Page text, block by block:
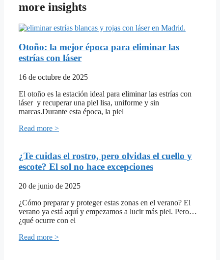
more insights
Otoño: la mejor época para eliminar las
estrías con láser
16 de octubre de 2025
El otoño es la estación ideal para eliminar las estrías con
láser y recuperar una piel lisa, uniforme y sin
marcas.Durante esta época, la piel
Read more >
¿Te cuidas el rostro, pero olvidas el cuello y
escote? El sol no hace excepciones
20 de junio de 2025
¿Cómo preparar y proteger estas zonas en el verano? El
verano ya está aquí y empezamos a lucir más piel. Pero…
¿qué ocurre con el
Read more >